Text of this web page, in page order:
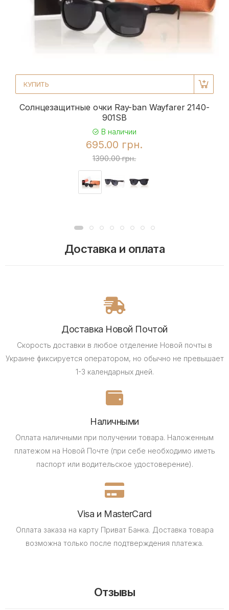
КУПИТЬ
Солнцезащитные очки Ray-ban Wayfarer 2140-
901SB
В наличии
695.00 грн.
1390.00 грн.
Доставка и оплата
Доставка Новой Почтой
Скорость доставки в любое отделение Новой почты в
Украине фиксируется оператором, но обычно не превышает
1-3 календарных дней.
Наличными
Оплата наличными при получении товара. Наложенным
платежом на Новой Почте (при себе необходимо иметь
паспорт или водительское удостоверение).
Visa и MasterCard
Оплата заказа на карту Приват Банка. Доставка товара
возможна только после подтверждения платежа.
Отзывы